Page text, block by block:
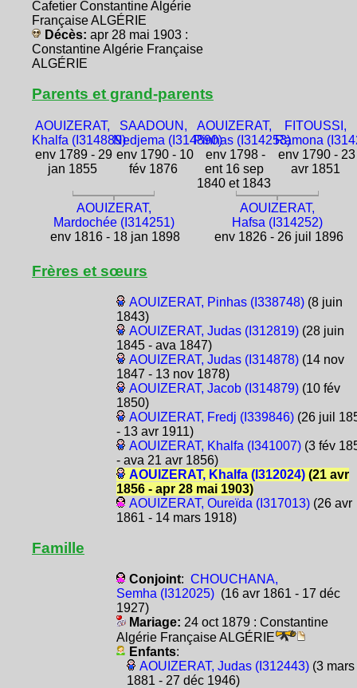
Cafetier Constantine Algérie
Française ALGÉRIE
Décès: apr 28 mai 1903 :
Constantine Algérie Française
ALGÉRIE
Parents et grand-parents
AOUIZERAT,
Khalfa (I314889)
env 1789 - 29
jan 1855
SAADOUN,
Nedjema (I314890)
env 1790 - 10
fév 1876
AOUIZERAT,
Pinhas (I314253)
env 1798 -
ent 16 sep
1840 et 1843
FITOUSSI,
Ramona
env 1790 - 23
avr 1851
AOUIZERAT,
Mardochée (I314251)
env 1816 - 18 jan 1898
AOUIZERAT,
Hafsa (I314252)
env 1826 - 26 juil 1896
Frères et sœurs
AOUIZERAT, Pinhas (I338748)(8 juin
1843)
AOUIZERAT, Judas (I312819)(28 juin
1845 - ava 1847)
AOUIZERAT, Judas (I314878)(14 nov
1847 - 13 nov 1878)
AOUIZERAT, Jacob (I314879)(10 fév
1850)
AOUIZERAT, Fredj (I339846)(26 juil
- 13 avr 1911)
AOUIZERAT, Khalfa (I341007)(3 fév
- ava 21 avr 1856)
AOUIZERAT, Khalfa (I312024)(21 avr
1856 - apr 28 mai 1903)
AOUIZERAT, Oureïda (I317013)(26 avr
1861 - 14 mars 1918)
Famille
Conjoint: CHOUCHANA,
Semha (I312025)(16 avr 1861 - 17 déc
1927)
Mariage: 24 oct 1879 : Constantine
Algérie Française ALGÉRIE
Enfants:
AOUIZERAT, Judas (I312443)(3 mars
1881 - 27 déc 1946)